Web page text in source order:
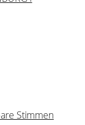
Stimmen